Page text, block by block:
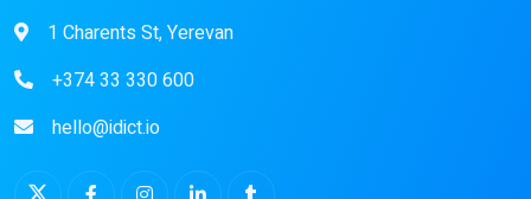
1 Charents St, Yerevan
+374 33 330 600
hello@idict.io